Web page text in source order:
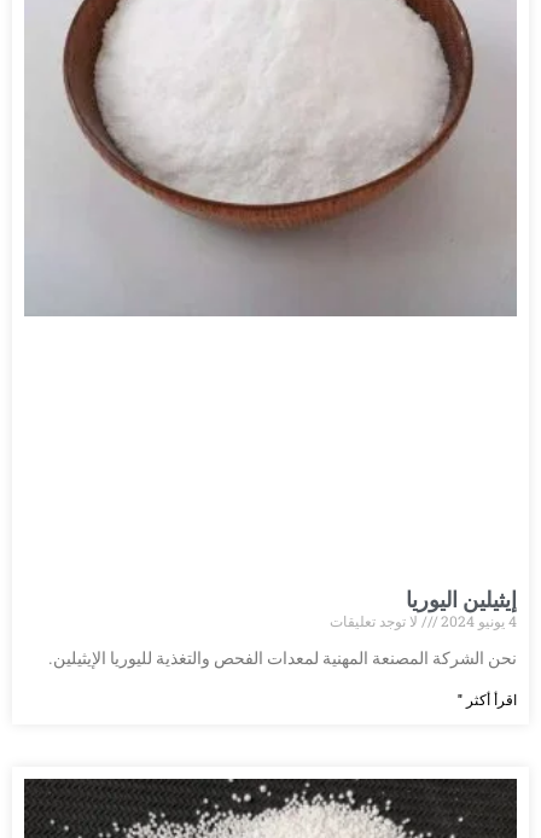
إيثيلين اليوريا
4 يونيو 2024
لا توجد تعليقات
نحن الشركة المصنعة المهنية لمعدات الفحص والتغذية لليوريا الإيثيلين.
اقرأ أكثر "